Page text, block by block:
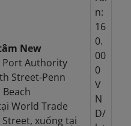
New
Port Authority
Street-Penn
World Trade
xuống tại
n:
16
0.
00
0
V
N
D/